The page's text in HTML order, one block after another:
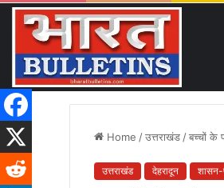
Friday, August 7 2026 Breaking News
Home /उत्तराखंड /बच्चों के
उत्तराखंड देहरादून शासन-